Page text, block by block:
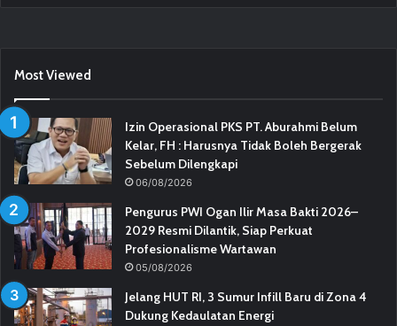
Most Viewed
Izin Operasional PKS PT. Aburahmi Belum
Kelar, FH : Harusnya Tidak Boleh Bergerak
Sebelum Dilengkapi
06/08/2026
Pengurus PWI Ogan Ilir Masa Bakti 2026–
2029 Resmi Dilantik, Siap Perkuat
Profesionalisme Wartawan
05/08/2026
Jelang HUT RI, 3 Sumur Infill Baru di Zona 4
Dukung Kedaulatan Energi